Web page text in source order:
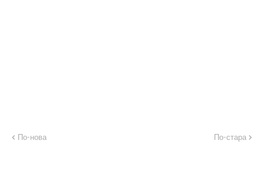
По-нова По-стара